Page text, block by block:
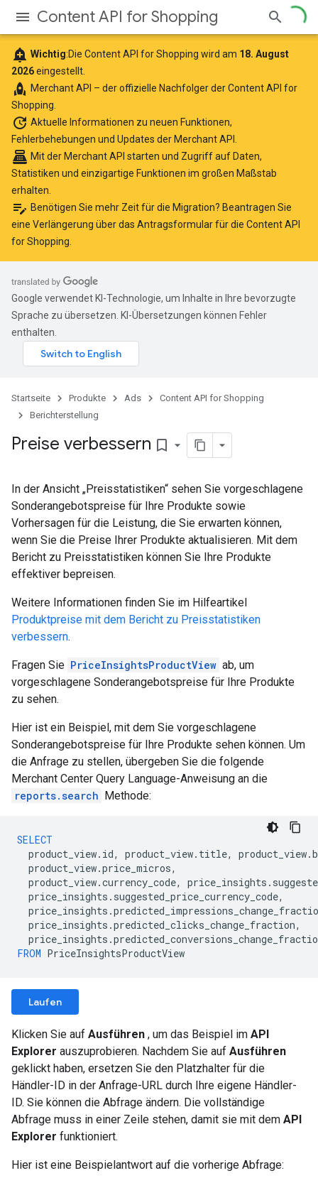
Content API for Shopping
add_alert Wichtig:Die Content API for Shopping wird am 18. August
2026eingestellt.
rocket Merchant API – der offizielle Nachfolger der Content API for
Shopping.
update Aktuelle Informationen zu neuen Funktionen,
Fehlerbehebungen und Updates der Merchant API.
point_of_sale Mit der Merchant API starten und Zugriff auf Daten,
Statistiken und einzigartige Funktionen im großen Maßstab
erhalten.
edit_note Benötigen Sie mehr Zeit für die Migration? Beantragen Sie
eine Verlängerung über das Antragsformular für die Content API
for Shopping
Google verwendet KI-Technologie, um Inhalte in Ihre bevorzugte
Sprache zu übersetzen. KI-Übersetzungen können Fehler
enthalten.
Startseite Produkte Ads
Content API for Shopping
Berichterstellung
Preise verbessern bookmark_border
In der Ansicht „Preisstatistiken“ sehen Sie vorgeschlagene
Sonderangebotspreise für Ihre Produkte sowie
Vorhersagen für die Leistung, die Sie erwarten können,
wenn Sie die Preise Ihrer Produkte aktualisieren. Mit dem
Bericht zu Preisstatistiken können Sie Ihre Produkte
effektiver bepreisen.
Weitere Informationen finden Sie im Hilfeartikel
Produktpreise mit dem Bericht zu Preisstatistiken
verbessern.
Fragen Sie PriceInsightsProductView ab, um
vorgeschlagene Sonderangebotspreise für Ihre Produkte
zu sehen.
Hier ist ein Beispiel, mit dem Sie vorgeschlagene
Sonderangebotspreise für Ihre Produkte sehen können. Um
die Anfrage zu stellen, übergeben Sie die folgende
Merchant Center Query Language-Anweisung an die
reports.search Methode:
SELECT
product_view. id, product_view. title, product_view.
product_view.price_micros,
product_view.currency_code, price_insights .
price_insights . suggested_price_currency_code,
price_insights .
price_insights .predicted_clicks_change_fraction,
price_insights .
FROM PriceInsightsProductView
Laufen
Klicken Sie auf Ausführen , um das Beispiel im API
Explorer auszuprobieren. Nachdem Sie auf Ausführen
geklickt haben, ersetzen Sie den Platzhalter für die
Händler-ID in der Anfrage-URL durch Ihre eigene Händler-
ID. Sie können die Abfrage ändern. Die vollständige
Abfrage muss in einer Zeile stehen, damit sie mit dem API
Explorer funktioniert.
Hier ist eine Beispielantwort auf die vorherige Abfrage: